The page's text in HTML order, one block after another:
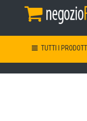
TUTTI I PRODOTTI